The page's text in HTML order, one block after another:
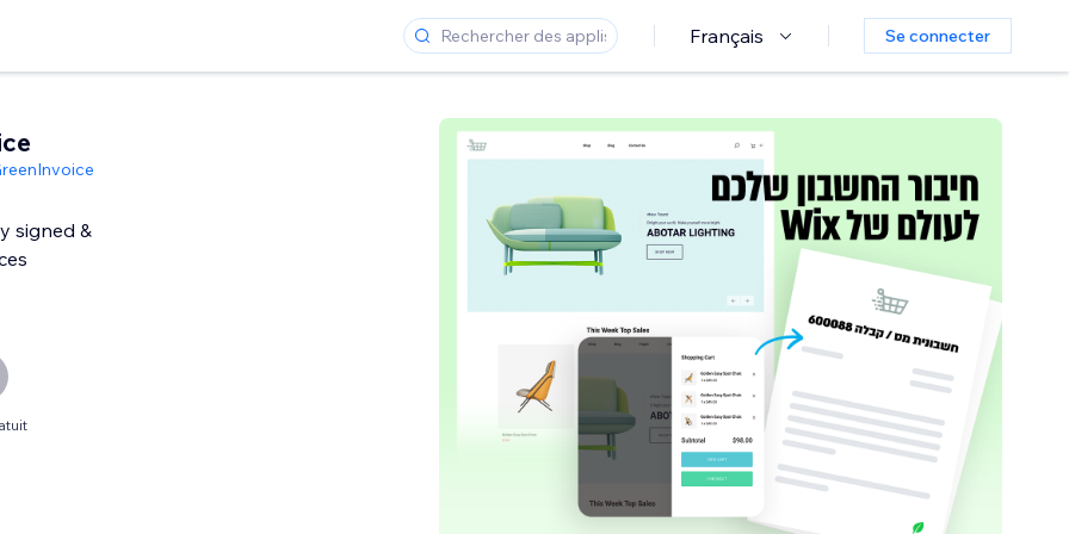
Français Se connecter
signed &